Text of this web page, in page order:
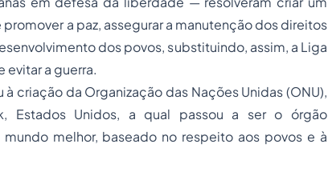
a paz, assegurar a manutenção dos direitos
dos povos, substituindo, assim, a Liga
evitar a guerra.
criação da Organização das Nações Unidas (ONU),
Estados Unidos, a qual passou a ser o órgão
melhor, baseado no respeito aos povos e à